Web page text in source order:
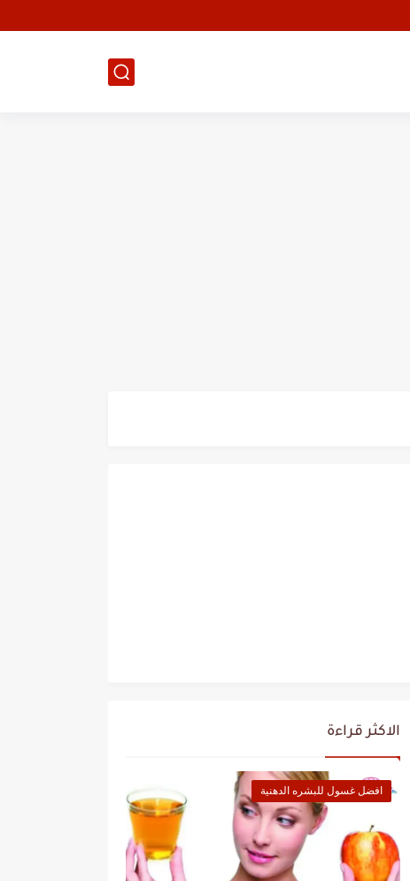
الاكثر قراءة
افضل غسول للبشره الدهنية